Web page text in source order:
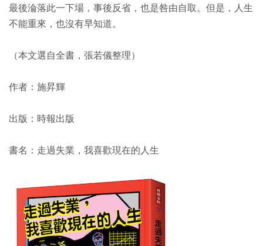
最後淪落此一下場，事後反省，也是咎由自取。但是，人生
不能重來，也沒有早知道。
（本文選自全書，張若儀整理）
作者：施昇輝
出版：時報出版
書名：走過失業，我喜歡現在的人生